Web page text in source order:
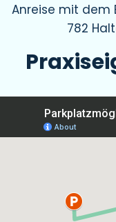
Anreise mit dem
782